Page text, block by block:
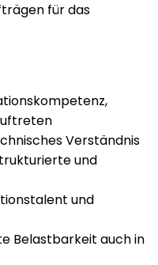
für das
Verständnis
und
und
Belastbarkeit auch in